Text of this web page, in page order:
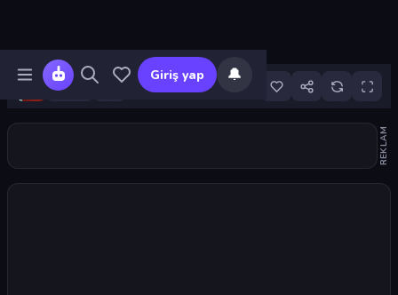
Giriş yap 🔔
96
REKLAM